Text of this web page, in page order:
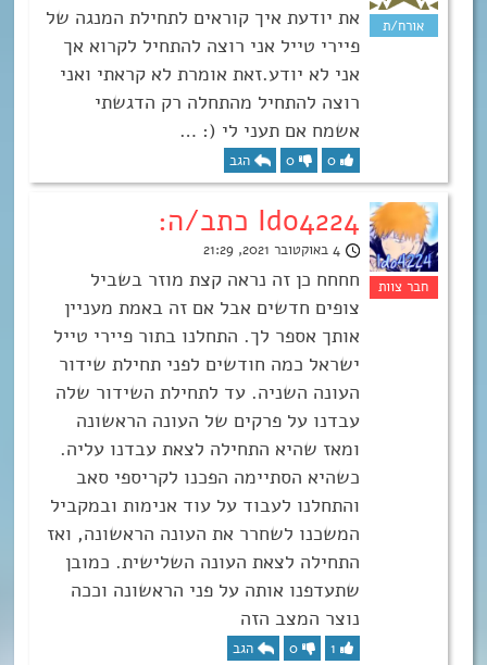
את יודעת איך קוראים לתחילת המנגה של
פיירי טייל אני רוצה להתחיל לקרוא אך
אני לא יודע.זאת אומרת לא קראתי ואני
רוצה להתחיל מהתחלה רק הדגשתי
אשמח אם תעני לי (: …
0
0 הגב
Ido4224 כתב/ה:
4 באוקטובר 2021, 21:29
חחחח כן זה נראה קצת מוזר בשביל
צופים חדשים אבל אם זה באמת מעניין
אותך אספר לך. התחלנו בתור פיירי טייל
ישראל כמה חודשים לפני תחילת שידור
העונה השניה. עד לתחילת השידור שלה
עבדנו על פרקים של העונה הראשונה
ומאז שהיא התחילה לצאת עבדנו עליה.
כשהיא הסתיימה הפכנו לקריספי סאב
והתחלנו לעבוד על עוד אנימות ובמקביל
המשכנו לשחרר את העונה הראשונה, ואז
התחילה לצאת העונה השלישית. כמובן
שתעדפנו אותה על פני הראשונה וככה
נוצר המצב הזה
1
0 הגב